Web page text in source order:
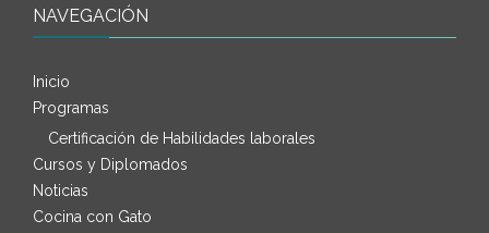
NAVEGACIÓN
Inicio
Programas
Certificación de Habilidades laborales
Cursos y Diplomados
Noticias
Cocina con Gato